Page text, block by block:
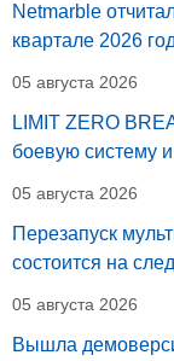
Netmarble
квартале 2026
05 августа 2026
LIMIT ZERO
боевую систему
05 августа 2026
Перезапуск
состоится на
05 августа 2026
Вышла